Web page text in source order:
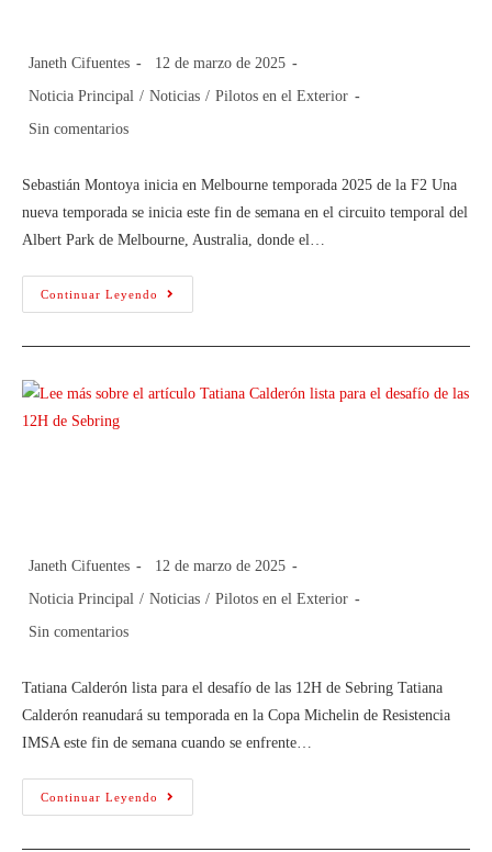
Janeth Cifuentes
12 de marzo de 2025
Noticia Principal / Noticias / Pilotos en el Exterior
Sin comentarios
Sebastián Montoya inicia en Melbourne temporada 2025 de la F2 Una
nueva temporada se inicia este fin de semana en el circuito temporal del
Albert Park de Melbourne, Australia, donde el…
Continuar Leyendo
Janeth Cifuentes
12 de marzo de 2025
Noticia Principal / Noticias / Pilotos en el Exterior
Sin comentarios
Tatiana Calderón lista para el desafío de las 12H de Sebring Tatiana
Calderón reanudará su temporada en la Copa Michelin de Resistencia
IMSA este fin de semana cuando se enfrente…
Continuar Leyendo